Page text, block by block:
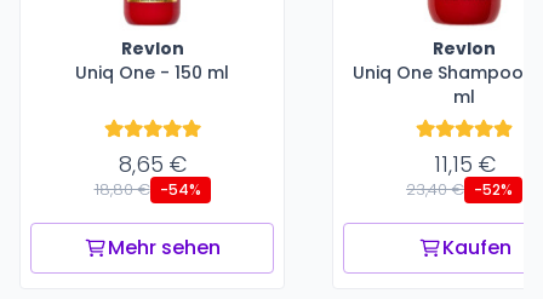
Revlon
Uniq One - 150 ml
8,65 €
18,80 € -54%
Mehr sehen
Revlon
Uniq One Shampoo -
ml
11,15 €
23,40 € -52%
Kaufen